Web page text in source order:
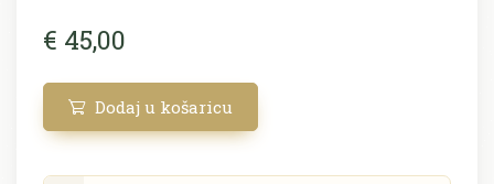
€ 45,00
Dodaj u košaricu